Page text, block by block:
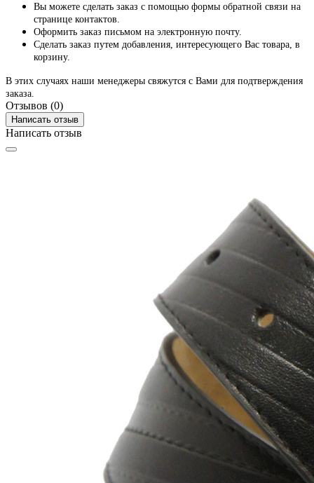
Вы можете сделать заказ с помощью формы обратной связи на
странице контактов.
Оформить заказ письмом на электронную почту.
Сделать заказ путем добавления, интересующего Вас товара, в
корзину.
В этих случаях наши менеджеры свяжутся с Вами для подтверждения
заказа.
Отзывов (0)
Написать отзыв
Написать отзыв